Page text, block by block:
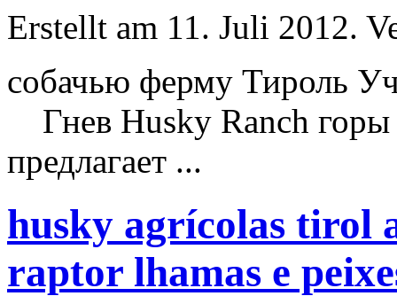
Erstellt am 11. Juli 2012.
собачью ферму Тироль
Гнев Husky Ranch
предлагает ...
husky agrícolas tirol
raptor lhamas e